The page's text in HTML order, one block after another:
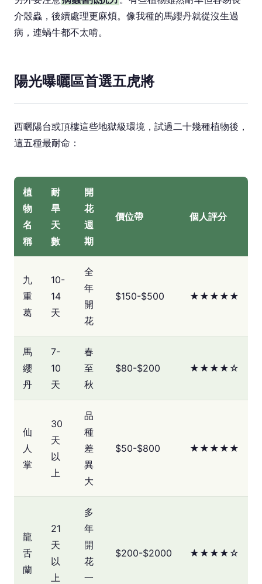
介殼蟲，後續處理更麻煩。像我種的馬纓丹就從沒生過
病，連蝸牛都不太啃。
陽光曝曬區首選五虎將
西曬陽台或頂樓這些地獄級環境，試過二十幾種植物後，
這五種最耐命：
植
物
名
稱
耐
旱
天
數
開
花
週
期
價位帶 個人評分
九
重
葛
10-
14
天
全
年
開
花
$150-$500 ★★★★★
馬
纓
丹
7-
10
天
春
至
秋
$80-$200 ★★★★☆
仙
人
掌
30
天
以
上
品
種
差
異
大
$50-$800 ★★★★★
龍
舌
蘭
21
天
以
上
多
年
開
花
一
$200-$2000 ★★★★☆